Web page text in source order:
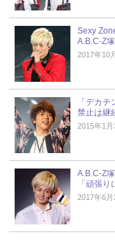
Sexy
A.B.C-Z
2017年10
「デカ
禁止は継
2015年1月
A.B.C-Z
「頑張
2017年6月